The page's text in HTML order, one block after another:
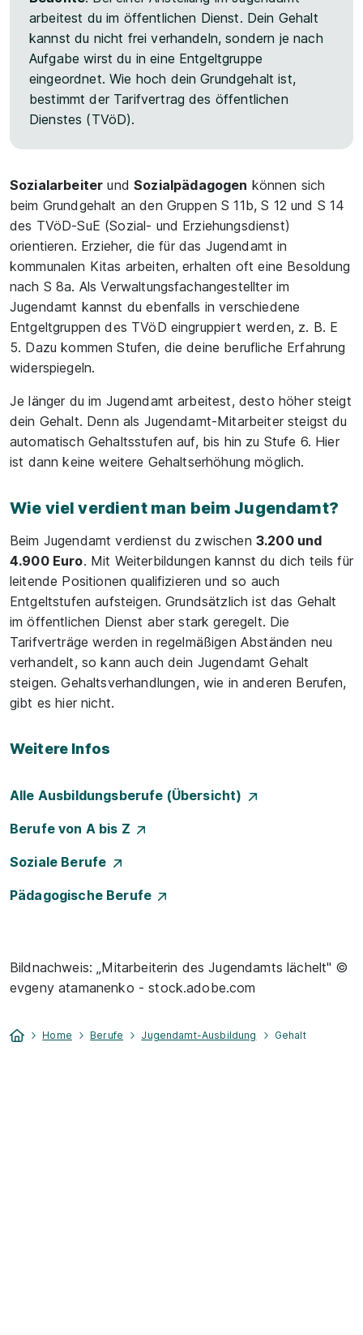
arbeitest du im öffentlichen Dienst. Dein Gehalt
kannst du nicht frei verhandeln, sondern je nach
Aufgabe wirst du in eine Entgeltgruppe
eingeordnet. Wie hoch dein Grundgehalt ist,
bestimmt der Tarifvertrag des öffentlichen
Dienstes (TVöD).
Sozialarbeiter undSozialpädagogen können sich
beim Grundgehalt an den Gruppen S 11b, S 12 und S 14
des TVöD-SuE (Sozial- und Erziehungsdienst)
orientieren. Erzieher, die für das Jugendamt in
kommunalen Kitas arbeiten, erhalten oft eine Besoldung
nach S 8a. Als Verwaltungsfachangestellter im
Jugendamt kannst du ebenfalls in verschiedene
Entgeltgruppen des TVöD eingruppiert werden, z. B. E
5. Dazu kommen Stufen, die deine berufliche Erfahrung
widerspiegeln.
Je länger du im Jugendamt arbeitest, desto höher steigt
dein Gehalt. Denn als Jugendamt-Mitarbeiter steigst du
automatisch Gehaltsstufen auf, bis hin zu Stufe 6. Hier
ist dann keine weitere Gehaltserhöhung möglich.
Wie viel verdient man beim Jugendamt?
Beim Jugendamt verdienst du zwischen 3.200 und
4.900 Euro. Mit Weiterbildungen kannst du dich teils für
leitende Positionen qualifizieren und so auch
Entgeltstufen aufsteigen. Grundsätzlich ist das Gehalt
im öffentlichen Dienst aber stark geregelt. Die
Tarifverträge werden in regelmäßigen Abständen neu
verhandelt, so kann auch dein Jugendamt Gehalt
steigen. Gehaltsverhandlungen, wie in anderen Berufen,
gibt es hier nicht.
Weitere Infos
Alle Ausbildungsberufe (Übersicht)
Berufe von A bis Z
Soziale Berufe
Pädagogische Berufe
Bildnachweis: „Mitarbeiterin des Jugendamts lächelt" ©
evgeny atamanenko - stock.adobe.com
Home Berufe Jugendamt-Ausbildung Gehalt